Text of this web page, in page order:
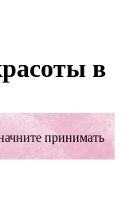
в
принимать